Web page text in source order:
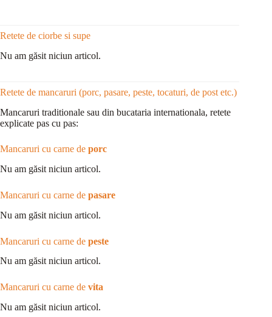
Retete de ciorbe si supe
Nu am găsit niciun articol.
Retete de mancaruri (porc, pasare, peste, tocaturi, de post etc.)
Mancaruri traditionale sau din bucataria internationala, retete
explicate pas cu pas:
Mancaruri cu carne de porc
Nu am găsit niciun articol.
Mancaruri cu carne de pasare
Nu am găsit niciun articol.
Mancaruri cu carne de peste
Nu am găsit niciun articol.
Mancaruri cu carne de vita
Nu am găsit niciun articol.